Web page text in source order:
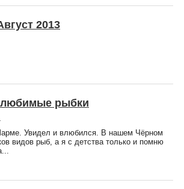
2013
рыбки
Увидел и влюбился. В нашем Чёрном
видов рыб, а я с детства только и помню